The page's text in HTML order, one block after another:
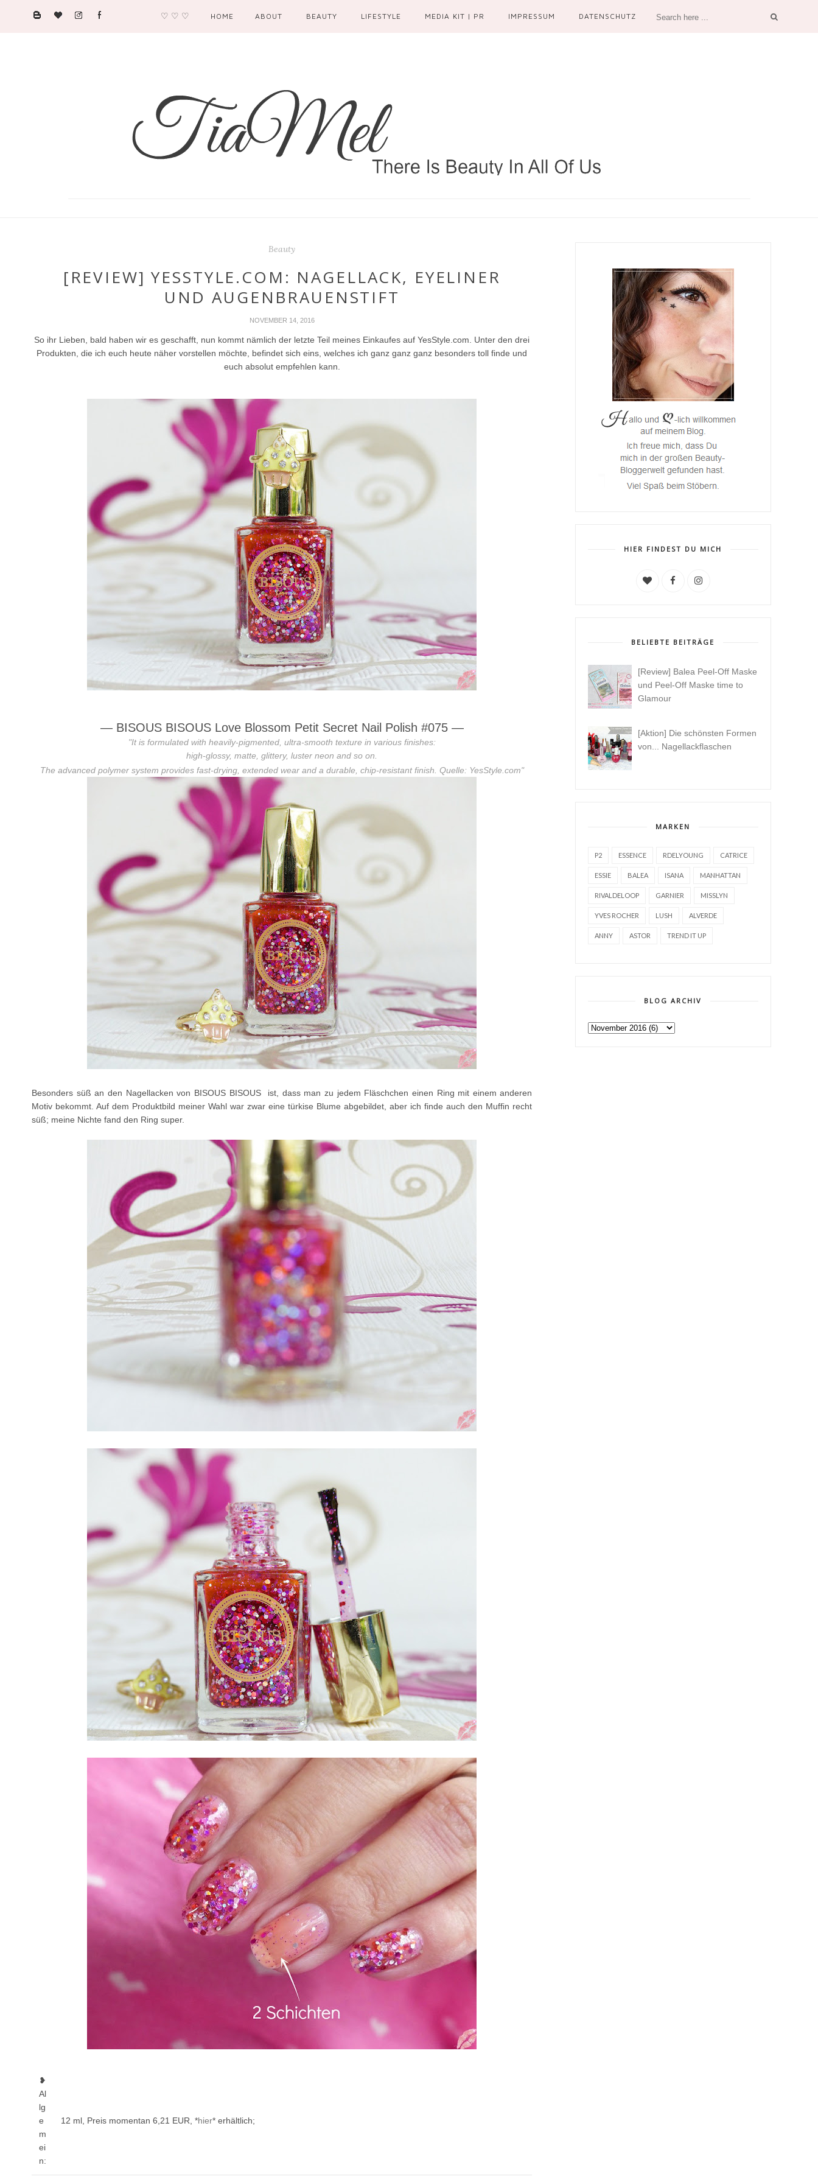
♡ ♡ ♡ HOME ABOUT BEAUTY LIFESTYLE MEDIA KIT | PR IMPRESSUM DATENSCHUTZ
Beauty
[REVIEW] YESSTYLE.COM: NAGELLACK, EYELINER
UND AUGENBRAUENSTIFT
NOVEMBER 14, 2016
So ihr Lieben, bald haben wir es geschafft, nun kommt nämlich der letzte Teil meines Einkaufes auf YesStyle.com. Unter den drei
Produkten, die ich euch heute näher vorstellen möchte, befindet sich eins, welches ich ganz ganz ganz besonders toll finde und
euch absolut empfehlen kann.
— BISOUS BISOUS Love Blossom Petit Secret Nail Polish #075—
"It is formulated with heavily-pigmented, ultra-smooth texture in various finishes:
high-glossy, matte, glittery, luster neon and so on.
The advanced polymer system provides fast-drying, extended wear and a durable, chip-resistant finish. Quelle: YesStyle.com"
Besonders süß an den Nagellacken von BISOUS BISOUS ist, dass man zu jedem Fläschchen einen Ring mit einem anderen
Motiv bekommt. Auf dem Produktbild meiner Wahl war zwar eine türkise Blume abgebildet, aber ich finde auch den Muffin recht
süß; meine Nichte fand den Ring super.
❥
Al
lg
e
m
ei
n:
12 ml, Preis momentan 6,21 EUR, *hier* erhältlich;
HIER FINDEST DU MICH
BELIEBTE BEITRÄGE
[Review] Balea Peel-Off Maske
und Peel-Off Maske time to
Glamour
[Aktion] Die schönsten Formen
von... Nagellackflaschen
MARKEN
P2 ESSENCE RDELYOUNG CATRICE
ESSIE BALEA ISANA MANHATTAN
RIVALDELOOP GARNIER MISSLYN
YVES ROCHER LUSH ALVERDE
ANNY ASTOR TREND IT UP
BLOG ARCHIV